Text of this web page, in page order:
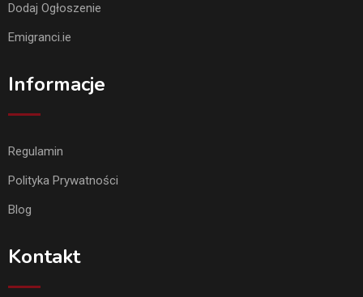
Dodaj Ogłoszenie
Emigranci.ie
Informacje
Regulamin
Polityka Prywatności
Blog
Kontakt